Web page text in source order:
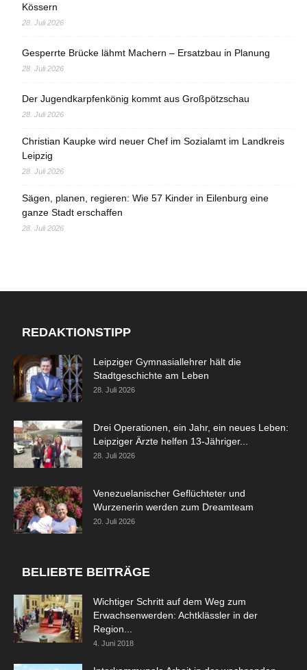
Kössern
28. Juli 2026
Gesperrte Brücke lähmt Machern – Ersatzbau in Planung
28. Juli 2026
Der Jugendkarpfenkönig kommt aus Großpötzschau
28. Juli 2026
Christian Kaupke wird neuer Chef im Sozialamt im Landkreis
Leipzig
28. Juli 2026
Sägen, planen, regieren: Wie 57 Kinder in Eilenburg eine
ganze Stadt erschaffen
28. Juli 2026
REDAKTIONSTIPP
Leipziger Gymnasiallehrer hält die
Stadtgeschichte am Leben
28. Juli 2026
Drei Operationen, ein Jahr, ein neues Leben:
Leipziger Ärzte helfen 13-Jähriger...
28. Juli 2026
Venezuelanischer Geflüchteter und
Wurzenerin werden zum Dreamteam
20. Juli 2026
BELIEBTE BEITRÄGE
Wichtiger Schritt auf dem Weg zum
Erwachsenwerden: Achtklässler in der
Region...
4. Juni 2018